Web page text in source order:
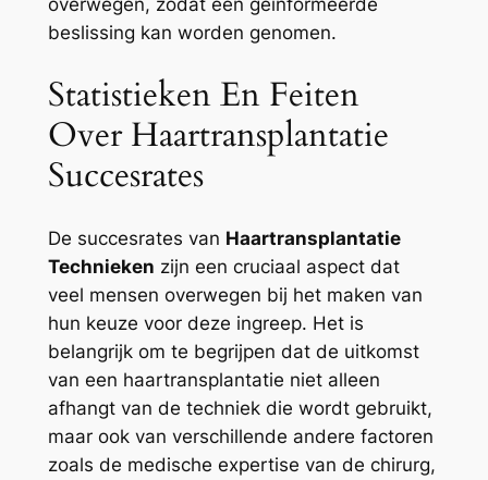
overwegen, zodat een geïnformeerde
beslissing kan worden genomen.
Statistieken En Feiten
Over Haartransplantatie
Succesrates
De succesrates van Haartransplantatie
Technieken zijn een cruciaal aspect dat
veel mensen overwegen bij het maken van
hun keuze voor deze ingreep. Het is
belangrijk om te begrijpen dat de uitkomst
van een haartransplantatie niet alleen
afhangt van de techniek die wordt gebruikt,
maar ook van verschillende andere factoren
zoals de medische expertise van de chirurg,